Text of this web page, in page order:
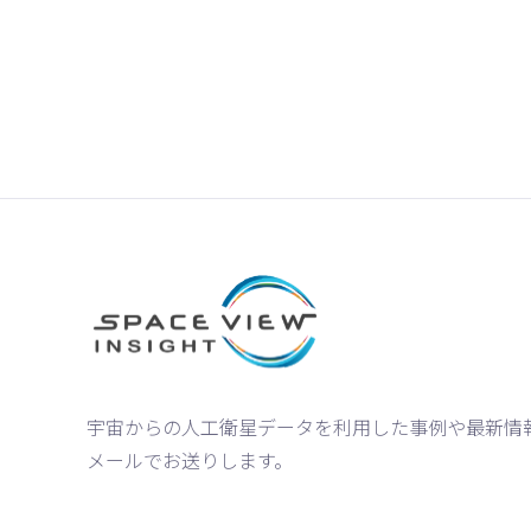
宇宙からの人工衛星データを利用した事例や最新情
メールでお送りします。